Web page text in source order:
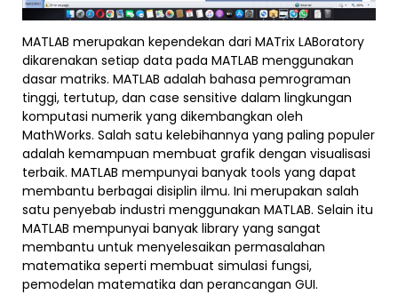
MATLAB merupakan kependekan dari MATrix LABoratory
dikarenakan setiap data pada MATLAB menggunakan
dasar matriks. MATLAB adalah bahasa pemrograman
tinggi, tertutup, dan case sensitive dalam lingkungan
komputasi numerik yang dikembangkan oleh
MathWorks. Salah satu kelebihannya yang paling populer
adalah kemampuan membuat grafik dengan visualisasi
terbaik. MATLAB mempunyai banyak tools yang dapat
membantu berbagai disiplin ilmu. Ini merupakan salah
satu penyebab industri menggunakan MATLAB. Selain itu
MATLAB mempunyai banyak library yang sangat
membantu untuk menyelesaikan permasalahan
matematika seperti membuat simulasi fungsi,
pemodelan matematika dan perancangan GUI.